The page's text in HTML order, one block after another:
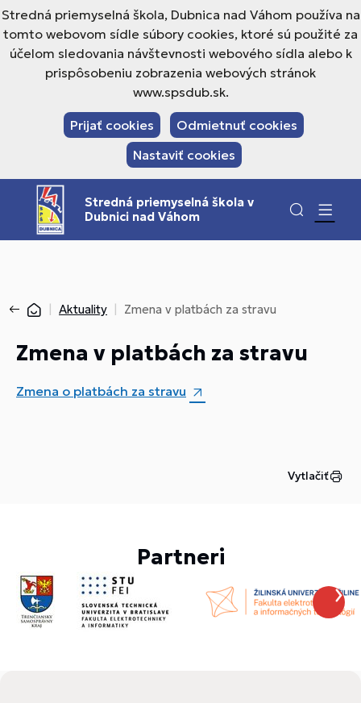
Stredná priemyselná škola, Dubnica nad Váhom používa na
tomto webovom sídle súbory cookies, ktoré sú použité za
účelom sledovania návštevnosti webového sídla alebo k
prispôsobeniu zobrazenia webových stránok
www.spsdub.sk.
Prijať cookies
Odmietnuť cookies
Nastaviť cookies
Stredná priemyselná škola v
Dubnici nad Váhom
Aktuality Zmena v platbách za stravu
Zmena v platbách za stravu
Zmena o platbách za stravu
Vytlačiť
Partneri